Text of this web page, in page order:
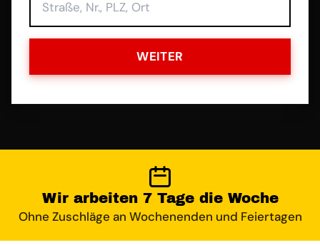
WEITER
Wir arbeiten 7 Tage die Woche
Ohne Zuschläge an Wochenenden und Feiertagen